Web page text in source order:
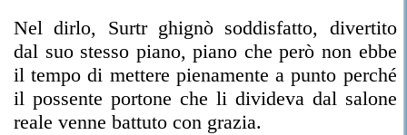
Nel dirlo, Surtr ghignò soddisfatto, divertito
dal suo stesso piano, piano che però non ebbe
il tempo di mettere pienamente a punto perché
il possente portone che li divideva dal salone
reale venne battuto con grazia.